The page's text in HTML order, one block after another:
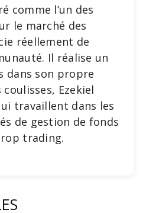
comme l’un des
le marché des
réellement de
Il réalise un
dans son propre
Ezekiel
travaillent dans les
de gestion de fonds
trading.